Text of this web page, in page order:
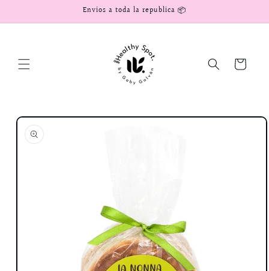
al contenido
Envios a toda la republica 📦
Carrito
directamente
información